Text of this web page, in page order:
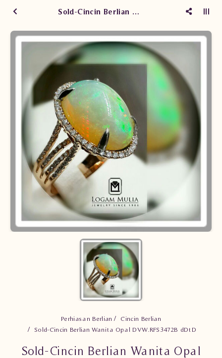
Sold-Cincin Berlian Wanita Opal DVW.RFS3472B dDtD
Perhiasan Berlian
Cincin Berlian
Sold-Cincin Berlian Wanita Opal DVW.RFS3472B dDtD
Sold-Cincin Berlian Wanita Opal